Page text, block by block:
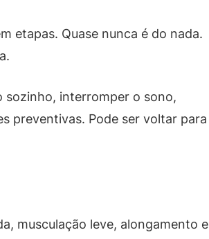
etapas. Quase nunca é do nada.
sozinho, interromper o sono,
preventivas. Pode ser voltar para
musculação leve, alongamento e